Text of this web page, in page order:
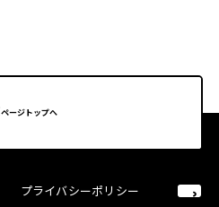
ページトップへ
プライバシーポリシー